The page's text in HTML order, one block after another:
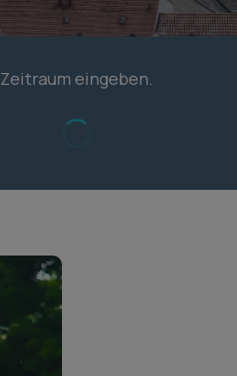
Zeitraum eingeben.